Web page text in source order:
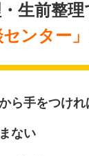
生前整
ンター」
ら手をつけ
ない